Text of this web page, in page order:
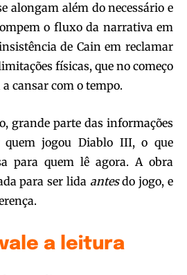
alongam além do necessário e
o fluxo da narrativa em
de Cain em reclamar
físicas, que no começo
cansar com o tempo.
grande parte das informações
jogou Diablo III, o que
para quem lê agora. A obra
para ser lida antesdo jogo, e
a leitura